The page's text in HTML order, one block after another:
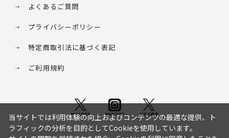
よくあるご質問
プライバシーポリシー
特定商取引法に基づく表記
ご利用規約
当サイトでは利用体験の向上およびコンテンツの最適な提供、ト
ラフィックの分析を目的としてCookieを使用しています。